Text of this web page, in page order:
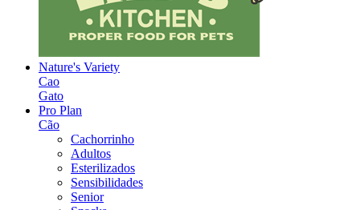
Nature's Variety
Cao
Gato
Pro Plan
Cão
Cachorrinho
Adultos
Esterilizados
Sensibilidades
Senior